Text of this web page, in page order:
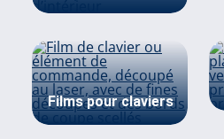
Films pour claviers